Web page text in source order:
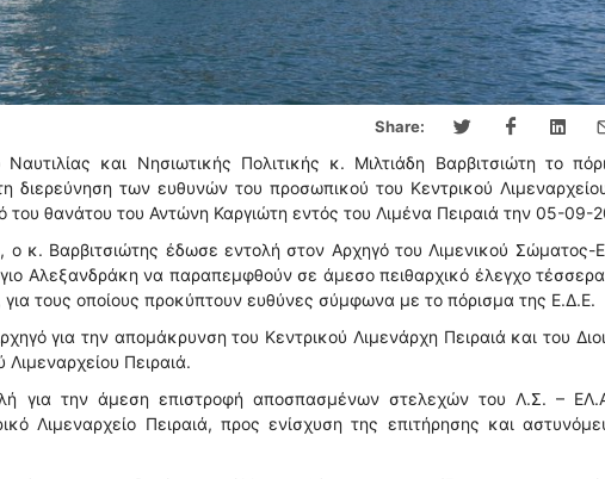
Share:
και Νησιωτικής Πολιτικής κ. Μιλτιάδη Βαρβιτσιώτη το
διερεύνηση των ευθυνών του προσωπικού του Κεντρικού
του θανάτου του Αντώνη Καργιώτη εντός του Λιμένα Πειραιά την 05-09-
κ. Βαρβιτσιώτης έδωσε εντολή στον Αρχηγό του Λιμενικού Σώματος-
Αλεξανδράκη να παραπεμφθούν σε άμεσο πειθαρχικό έλεγχο
για τους οποίους προκύπτουν ευθύνες σύμφωνα με το πόρισμα της Ε.Δ.Ε.
για την απομάκρυνση του Κεντρικού Λιμενάρχη Πειραιά και του
Πειραιά.
για την άμεση επιστροφή αποσπασμένων στελεχών του Λ.Σ. –
Λιμεναρχείο Πειραιά, προς ενίσχυση της επιτήρησης και